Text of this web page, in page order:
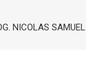
NICOLAS